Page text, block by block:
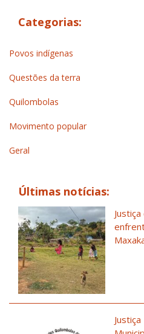
Categorias:
Povos indígenas
Questões da terra
Quilombolas
Movimento popular
Geral
Últimas notícias: